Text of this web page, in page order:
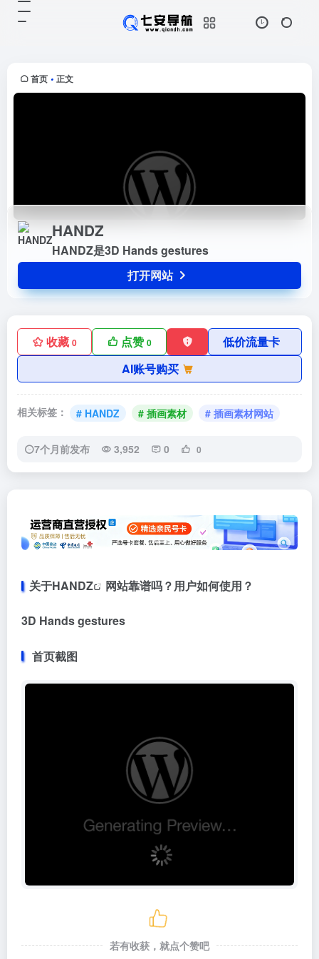
首页 • 正文
HANDZ
HANDZ是3D Hands gestures
打开网站
收藏 0 点赞0
低价流量卡
AI账号购买
相关标签： # HANDZ # 插画素材 # 插画素材网站
7个月前发布 3,952 0 0
关于HANDZ 网站靠谱吗？用户如何使用？
3D Hands gestures
首页截图
若有收获，就点个赞吧